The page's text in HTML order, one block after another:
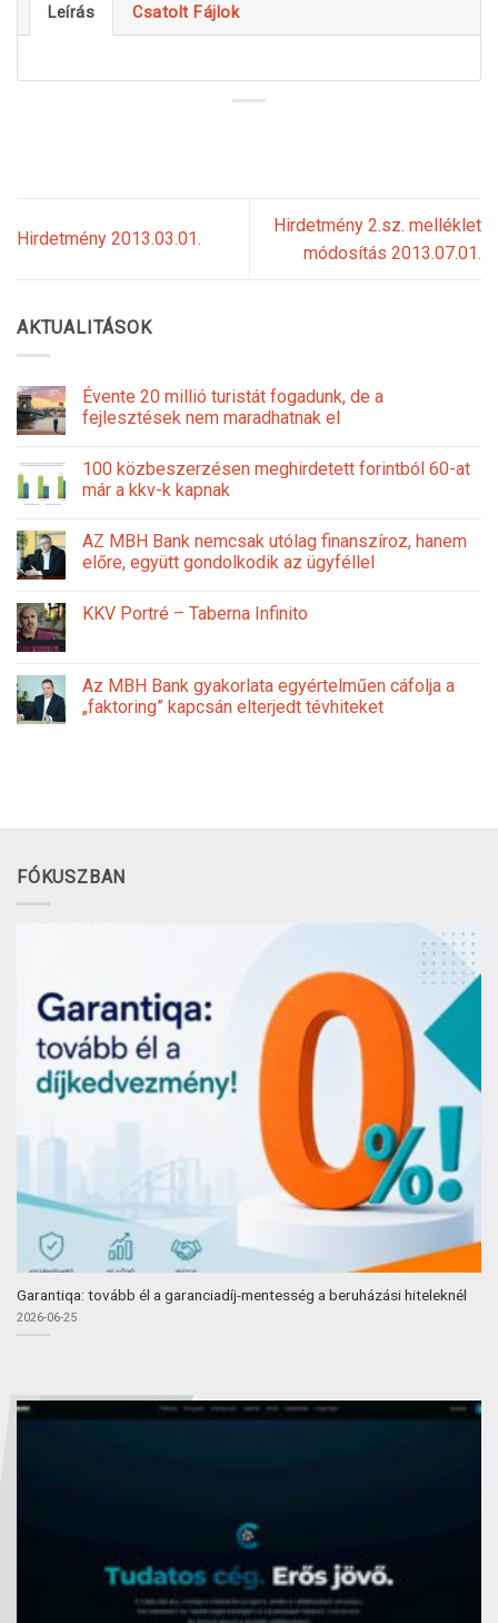
Leírás Csatolt Fájlok
Hirdetmény 2013.03.01.
Hirdetmény 2.sz. melléklet
módosítás 2013.07.01.
AKTUALITÁSOK
Évente 20 millió turistát fogadunk, de a
fejlesztések nem maradhatnak el
100 közbeszerzésen meghirdetett forintból 60-at
már a kkv-k kapnak
AZ MBH Bank nemcsak utólag finanszíroz, hanem
előre, együtt gondolkodik az ügyféllel
KKV Portré – Taberna Infinito
Az MBH Bank gyakorlata egyértelműen cáfolja a
„faktoring” kapcsán elterjedt tévhiteket
FÓKUSZBAN
Garantiqa: tovább él a garanciadíj-mentesség a beruházási hiteleknél
2026-06-25